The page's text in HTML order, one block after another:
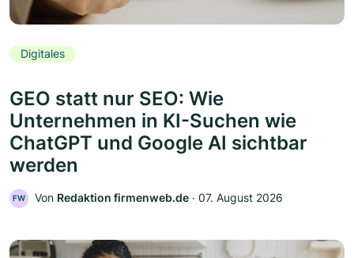
Digitales
GEO statt nur SEO: Wie
Unternehmen in KI-Suchen wie
ChatGPT und Google AI sichtbar
werden
FW Von Redaktion firmenweb.de ‧ 07. August 2026